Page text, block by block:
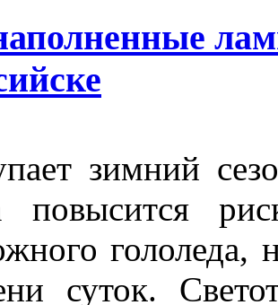
зимний
повысится
гололеда,
суток.